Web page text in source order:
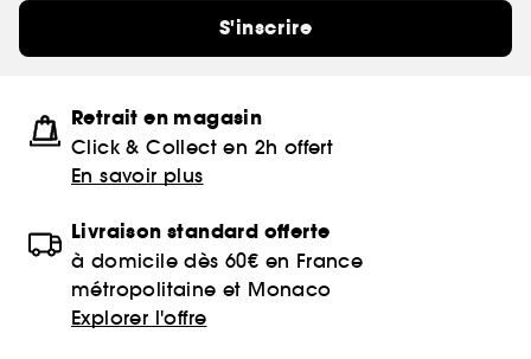
S'inscrire
Retrait en magasin
Click & Collect en 2h offert
En savoir plus
Livraison standard offerte
à domicile dès 60€ en France
métropolitaine et Monaco
Explorer l'offre